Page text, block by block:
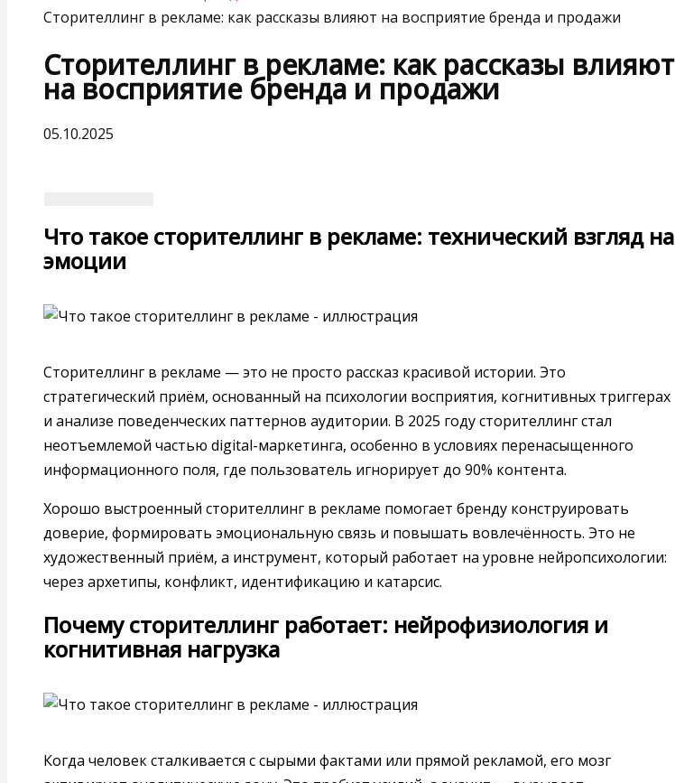
Сторителлинг в рекламе: как рассказы влияют на восприятие бренда и продажи
Сторителлинг в рекламе: как рассказы влияют
на восприятие бренда и продажи
05.10.2025
Что такое сторителлинг в рекламе: технический взгляд на
эмоции
Сторителлинг в рекламе — это не просто рассказ красивой истории. Это
стратегический приём, основанный на психологии восприятия, когнитивных триггерах
и анализе поведенческих паттернов аудитории. В 2025 году сторителлинг стал
неотъемлемой частью digital-маркетинга, особенно в условиях перенасыщенного
информационного поля, где пользователь игнорирует до 90% контента.
Хорошо выстроенный сторителлинг в рекламе помогает бренду конструировать
доверие, формировать эмоциональную связь и повышать вовлечённость. Это не
художественный приём, а инструмент, который работает на уровне нейропсихологии:
через архетипы, конфликт, идентификацию и катарсис.
Почему сторителлинг работает: нейрофизиология и
когнитивная нагрузка
Когда человек сталкивается с сырыми фактами или прямой рекламой, его мозг